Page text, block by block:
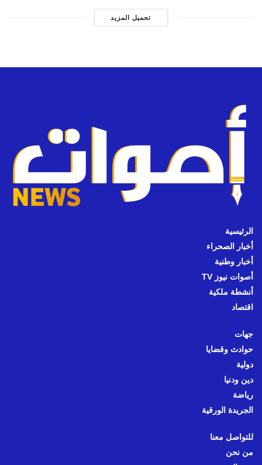
تحميل المزيد
الرئيسية
أخبار الصحراء
أخبار وطنية
أصوات نيوز TV
أنشطة ملكية
اقتصاد
جهات
حوادث وقضايا
دولية
دين ودنيا
رياضة
الجريدة الورقية
للتواصل معنا
من نحن